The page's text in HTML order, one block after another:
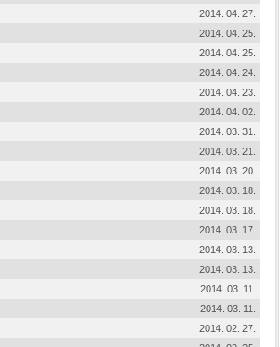
2014. 04. 27.
2014. 04. 25.
2014. 04. 25.
2014. 04. 24.
2014. 04. 23.
2014. 04. 02.
2014. 03. 31.
2014. 03. 21.
2014. 03. 20.
2014. 03. 18.
2014. 03. 18.
2014. 03. 17.
2014. 03. 13.
2014. 03. 13.
2014. 03. 11.
2014. 03. 11.
2014. 02. 27.